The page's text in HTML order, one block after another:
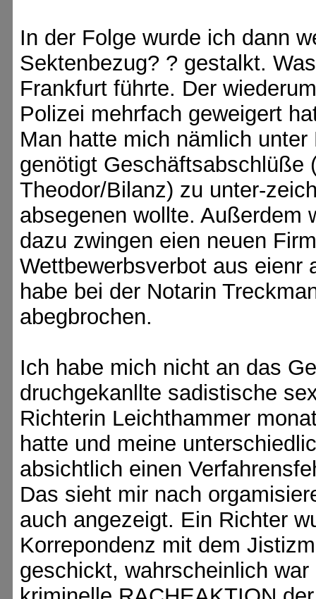
In der Folge wurde ich dann
Sektenbezug? ? gestalkt.
Frankfurt führte. Der
Polizei mehrfach geweigert
Man hatte mich nämlich
genötigt Geschäftsabschlüße
Theodor/Bilanz) zu unter-
absegenen wollte. Außerdem
dazu zwingen eien neuen
Wettbewerbsverbot aus eienr
habe bei der Notarin
abegbrochen.
Ich habe mich nicht an das
druchgekanllte sadistische
Richterin Leichthammer
hatte und meine
absichtlich einen
Das sieht mir nach
auch angezeigt. Ein Richter
Korrepondenz mit dem
geschickt, wahrscheinlich